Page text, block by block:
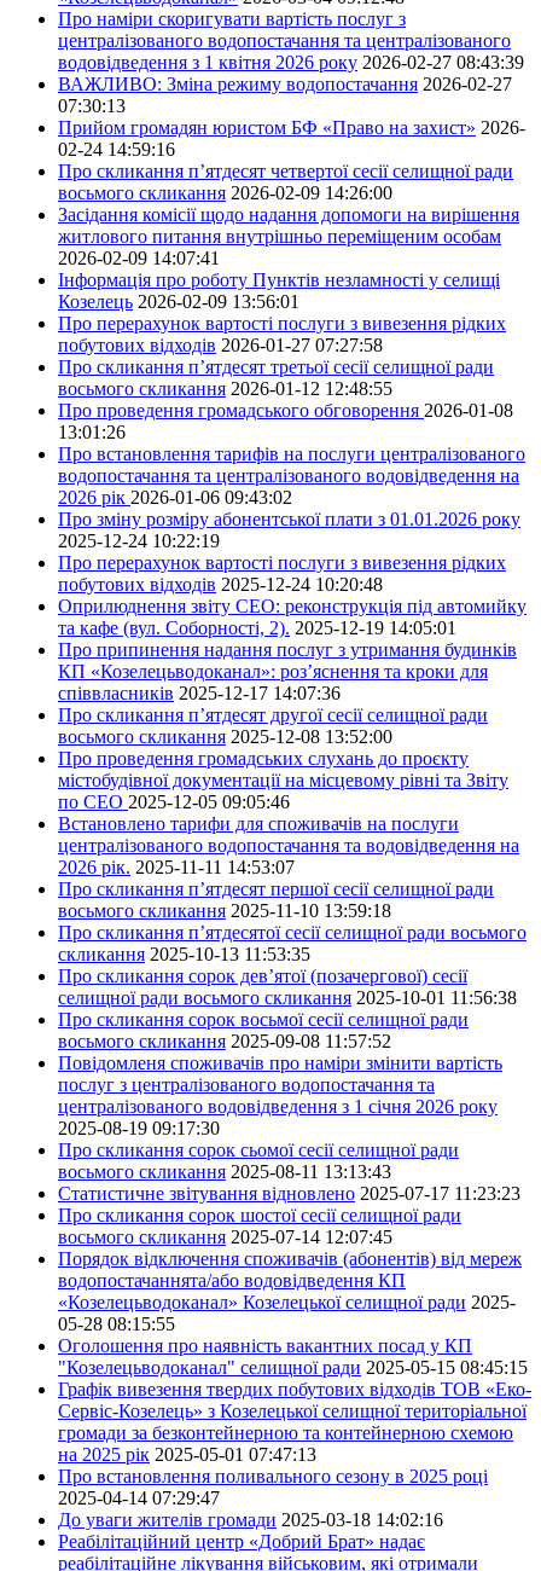
Про наміри скоригувати вартість послуг з
централізованого водопостачання та централізованого
водовідведення з 1 квітня 2026 року 2026-02-27 08:43:39
ВАЖЛИВО: Зміна режиму водопостачання 2026-02-27
07:30:13
Прийом громадян юристом БФ «Право на захист» 2026-
02-24 14:59:16
Про скликання п’ятдесят четвертої сесії селищної ради
восьмого скликання 2026-02-09 14:26:00
Засідання комісії щодо надання допомоги на вирішення
житлового питання внутрішньо переміщеним особам
2026-02-09 14:07:41
Інформація про роботу Пунктів незламності у селищі
Козелець 2026-02-09 13:56:01
Про перерахунок вартості послуги з вивезення рідких
побутових відходів 2026-01-27 07:27:58
Про скликання п’ятдесят третьої сесії селищної ради
восьмого скликання 2026-01-12 12:48:55
Про проведення громадського обговорення 2026-01-08
13:01:26
Про встановлення тарифів на послуги централізованого
водопостачання та централізованого водовідведення на
2026 рік 2026-01-06 09:43:02
Про зміну розміру абонентської плати з 01.01.2026 року
2025-12-24 10:22:19
Про перерахунок вартості послуги з вивезення рідких
побутових відходів 2025-12-24 10:20:48
Оприлюднення звіту СЕО: реконструкція під автомийку
та кафе (вул. Соборності, 2). 2025-12-19 14:05:01
Про припинення надання послуг з утримання будинків
КП «Козелецьводоканал»: роз’яснення та кроки для
співвласників 2025-12-17 14:07:36
Про скликання п’ятдесят другої сесії селищної ради
восьмого скликання 2025-12-08 13:52:00
Про проведення громадських слухань до проєкту
містобудівної документації на місцевому рівні та Звіту
по СЕО 2025-12-05 09:05:46
Встановлено тарифи для споживачів на послуги
централізованого водопостачання та водовідведення на
2026 рік. 2025-11-11 14:53:07
Про скликання п’ятдесят першої сесії селищної ради
восьмого скликання 2025-11-10 13:59:18
Про скликання п’ятдесятої сесії селищної ради восьмого
скликання 2025-10-13 11:53:35
Про скликання сорок дев’ятої (позачергової) сесії
селищної ради восьмого скликання 2025-10-01 11:56:38
Про скликання сорок восьмої сесії селищної ради
восьмого скликання 2025-09-08 11:57:52
Повідомленя споживачів про наміри змінити вартість
послуг з централізованого водопостачання та
централізованого водовідведення з 1 січня 2026 року
2025-08-19 09:17:30
Про скликання сорок сьомої сесії селищної ради
восьмого скликання 2025-08-11 13:13:43
Статистичне звітування відновлено 2025-07-17 11:23:23
Про скликання сорок шостої сесії селищної ради
восьмого скликання 2025-07-14 12:07:45
Порядок відключення споживачів (абонентів) від мереж
водопостачаннята/або водовідведення КП
«Козелецьводоканал» Козелецької селищної ради 2025-
05-28 08:15:55
Оголошення про наявність вакантних посад у КП
"Козелецьводоканал" селищної ради 2025-05-15 08:45:15
Графік вивезення твердих побутових відходів ТОВ «Еко-
Сервіс-Козелець» з Козелецької селищної територіальної
громади за безконтейнерною та контейнерною схемою
на 2025 рік 2025-05-01 07:47:13
Про встановлення поливального сезону в 2025 році
2025-04-14 07:29:47
До уваги жителів громади 2025-03-18 14:02:16
Реабілітаційний центр «Добрий Брат» надає
реабілітаційне лікування військовим, які отримали